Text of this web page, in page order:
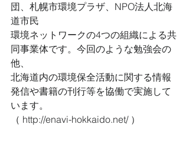
団、札幌市環境プラザ、NPO法人北海
道市民
環境ネットワークの4つの組織による共
同事業体です。今回のような勉強会の
他、
北海道内の環境保全活動に関する情報
発信や書籍の刊行等を協働で実施して
います。
（ http://enavi-hokkaido.net/ ）